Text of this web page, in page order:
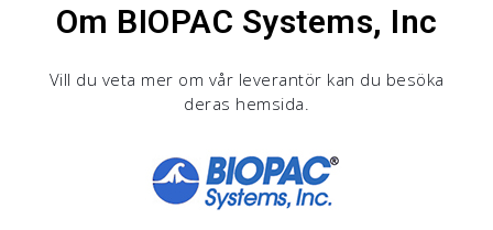
Om BIOPAC Systems, Inc
Vill du veta mer om vår leverantör kan du besöka
deras hemsida.